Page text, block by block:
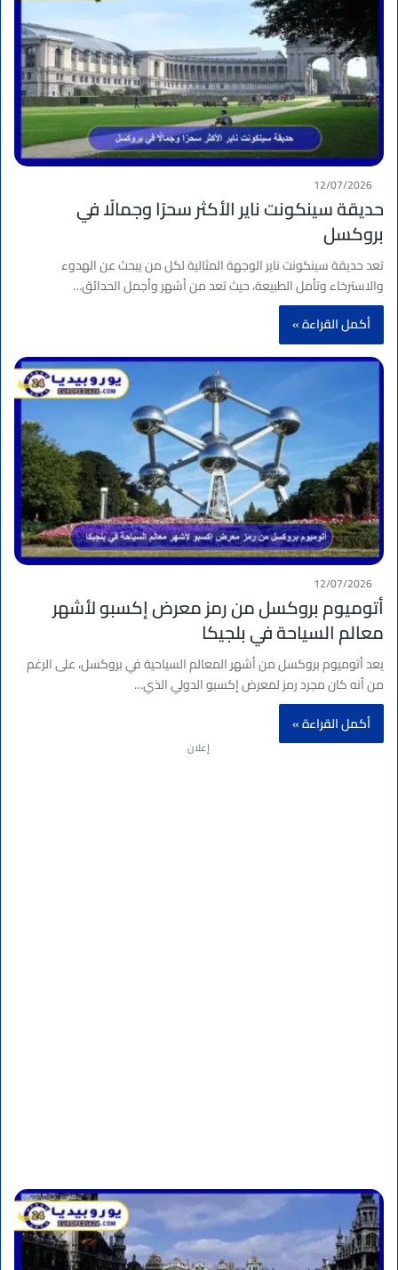
12/07/2026
حديقة سينكونت ناير الأكثر سحرًا وجمالًا في
بروكسل
تعد حديقة سينكونت ناير الوجهة المثالية لكل من يبحث عن الهدوء
والاسترخاء وتأمل الطبيعة، حيث تعد من أشهر وأجمل الحدائق…
أكمل القراءة »
12/07/2026
أتوميوم بروكسل من رمز معرض إكسبو لأشهر
معالم السياحة في بلجيكا
يعد أتوميوم بروكسل من أشهر المعالم السياحية في بروكسل، على الرغم
من أنه كان مجرد رمز لمعرض إكسبو الدولي الذي…
أكمل القراءة »
إعلان